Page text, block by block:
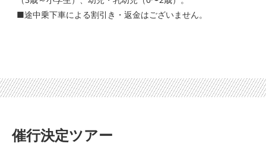
■途中乗下車による割引き・返金はございません。
催行決定ツアー